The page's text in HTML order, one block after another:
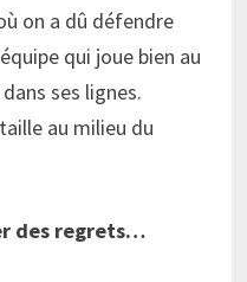
on a dû défendre
qui joue bien au
ses lignes.
au milieu du
des regrets…